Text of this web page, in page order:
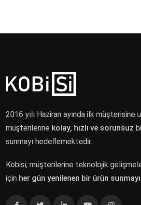
2016 yılı Haziran ayında ilk müşterisine
müşterilerine kolay, hızlı ve sorunsuz
sunmayı hedeflemektedir.
Kobisi, müşterilerine teknolojik
için her gün yenilenen bir ürün